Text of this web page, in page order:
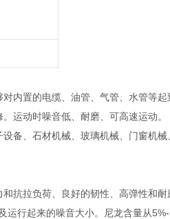
内置的电缆、油管、气管、水管等起
运动时噪音低、耐磨、可高速运动。
备、石材机械、玻璃机械、门窗机
和抗拉负荷、良好的韧性、高弹性和
运行起来的噪音大小。尼龙含量从